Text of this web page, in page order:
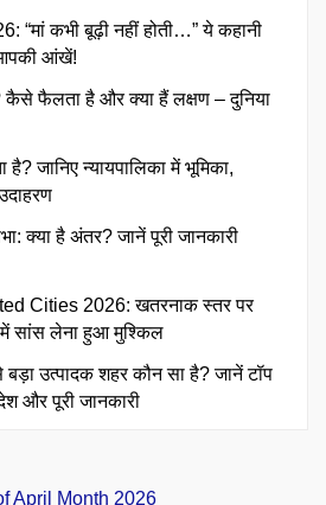
“मां कभी बूढ़ी नहीं होती…” ये कहानी
आपकी आंखें!
फैलता है और क्या हैं लक्षण – दुनिया
है? जानिए न्यायपालिका में भूमिका,
क्या है अंतर? जानें पूरी जानकारी
Cities 2026: खतरनाक स्तर पर
में सांस लेना हुआ मुश्किल
उत्पादक शहर कौन सा है? जानें टॉप
और पूरी जानकारी